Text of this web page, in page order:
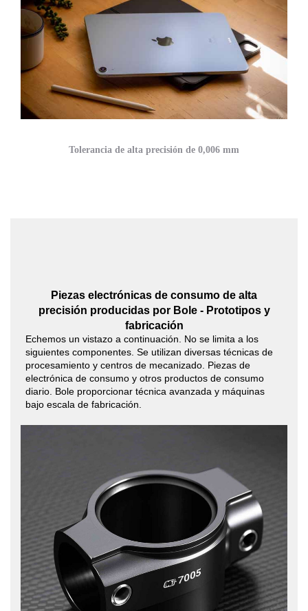
Tolerancia de alta precisión de 0,006 mm
Piezas electrónicas de consumo de alta
precisión producidas por Bole - Prototipos y
fabricación
Echemos un vistazo a continuación. No se limita a los
siguientes componentes. Se utilizan diversas técnicas de
procesamiento y centros de mecanizado. Piezas de
electrónica de consumo y otros productos de consumo
diario. Bole proporcionar técnica avanzada y máquinas
bajo escala de fabricación.